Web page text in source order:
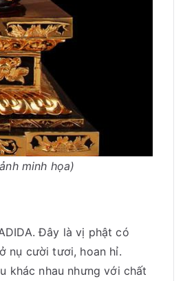
minh họa)
Đây là vị phật có
nụ cười tươi, hoan hỉ.
khác nhau nhưng với chất